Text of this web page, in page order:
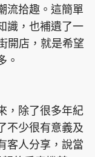
流拾趣。這簡單
識，也補遺了一
開店，就是希望
。
，除了很多年紀
不少很有意義及
客人分享，說當